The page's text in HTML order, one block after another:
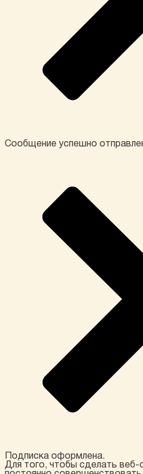
Сообщение успешно
Подписка оформлена.
Для того, чтобы сделать веб-